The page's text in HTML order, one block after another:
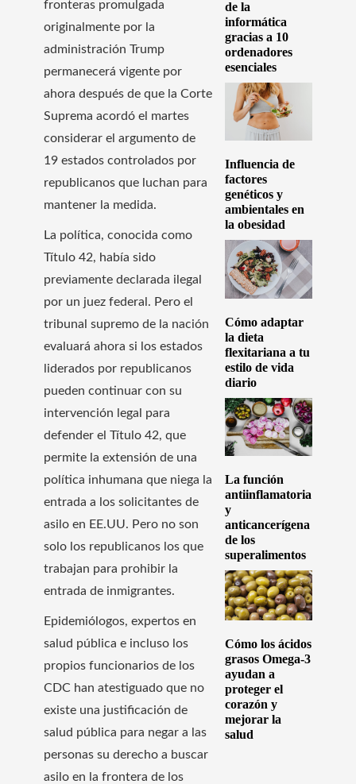
fronteras promulgada
originalmente por la
administración Trump
permanecerá vigente por
ahora después de que la Corte
Suprema acordó el martes
considerar el argumento de
19 estados controlados por
republicanos que luchan para
mantener la medida.
La política, conocida como
Título 42, había sido
previamente declarada ilegal
por un juez federal. Pero el
tribunal supremo de la nación
evaluará ahora si los estados
liderados por republicanos
pueden continuar con su
intervención legal para
defender el Título 42, que
permite la extensión de una
política inhumana que niega la
entrada a los solicitantes de
asilo en EE.UU. Pero no son
solo los republicanos los que
trabajan para prohibir la
entrada de inmigrantes.
Epidemiólogos, expertos en
salud pública e incluso los
propios funcionarios de los
CDC han atestiguado que no
existe una justificación de
salud pública para negar a las
personas su derecho a buscar
asilo en la frontera de los
de la
informática
gracias a 10
ordenadores
esenciales
Influencia de
factores
genéticos y
ambientales en
la obesidad
Cómo adaptar
la dieta
flexitariana a tu
estilo de vida
diario
La función
antiinflamatoria
y
anticancerígena
de los
superalimentos
Cómo los ácidos
grasos Omega-3
ayudan a
proteger el
corazón y
mejorar la
salud